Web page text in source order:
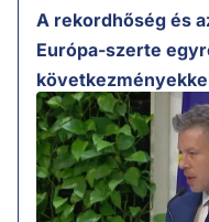
A rekordhőség és
Európa-szerte